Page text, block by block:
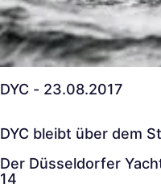
DYC - 23.08.2017
DYC bleibt über dem
Der Düsseldorfer
14